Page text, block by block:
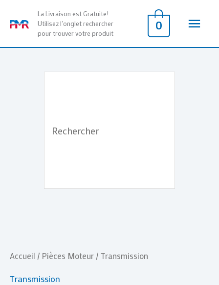
La Livraison est Gratuite!
Utilisez l'onglet rechercher
pour trouver votre produit
0
Accueil / Pièces Moteur / Transmission
Transmission
Trié
par